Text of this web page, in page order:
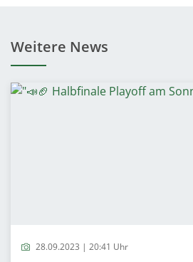
Weitere News
28.09.2023 | 20:41 Uhr